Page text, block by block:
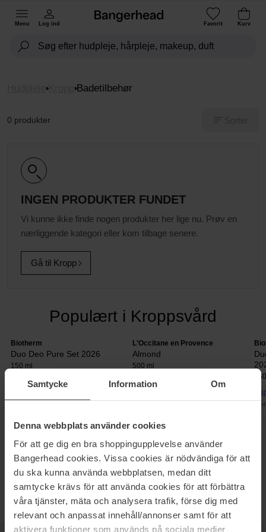
Samtycke Information Om
Denna webbplats använder cookies
För att ge dig en bra shoppingupplevelse använder
Bangerhead cookies. Vissa cookies är nödvändiga för att
du ska kunna använda webbplatsen, medan ditt
samtycke krävs för att använda cookies för att förbättra
våra tjänster, mäta och analysera trafik, förse dig med
relevant och anpassat innehåll/annonser samt för att
aktivera funktioner som används på sociala medier
Menu Log ind Favorit Kurv
Kropp Badetilbehør
0 produkter
INGEN PRODUKTER FUNDET
Vi kunne ikke finde nogen produkter her lige nu. Prøv en
nærliggende kategori eller kom tilbage senere.
Gå til Kropp
Populært i Kroppsvård
Biotherm
Duo Deo Pure Set 2026
150 ml
L'Occitane en Provence
Almond
500 ml
BADETILBEHØR
Hos Bangerhead finder du et stort udvalg Badesalt, til lavpris med
hurtig levering.